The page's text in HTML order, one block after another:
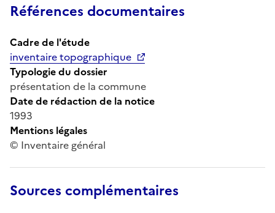
Références documentaires
Cadre de l'étude
inventaire topographique
Typologie du dossier
présentation de la commune
Date de rédaction de la notice
1993
Mentions légales
© Inventaire général
Sources complémentaires